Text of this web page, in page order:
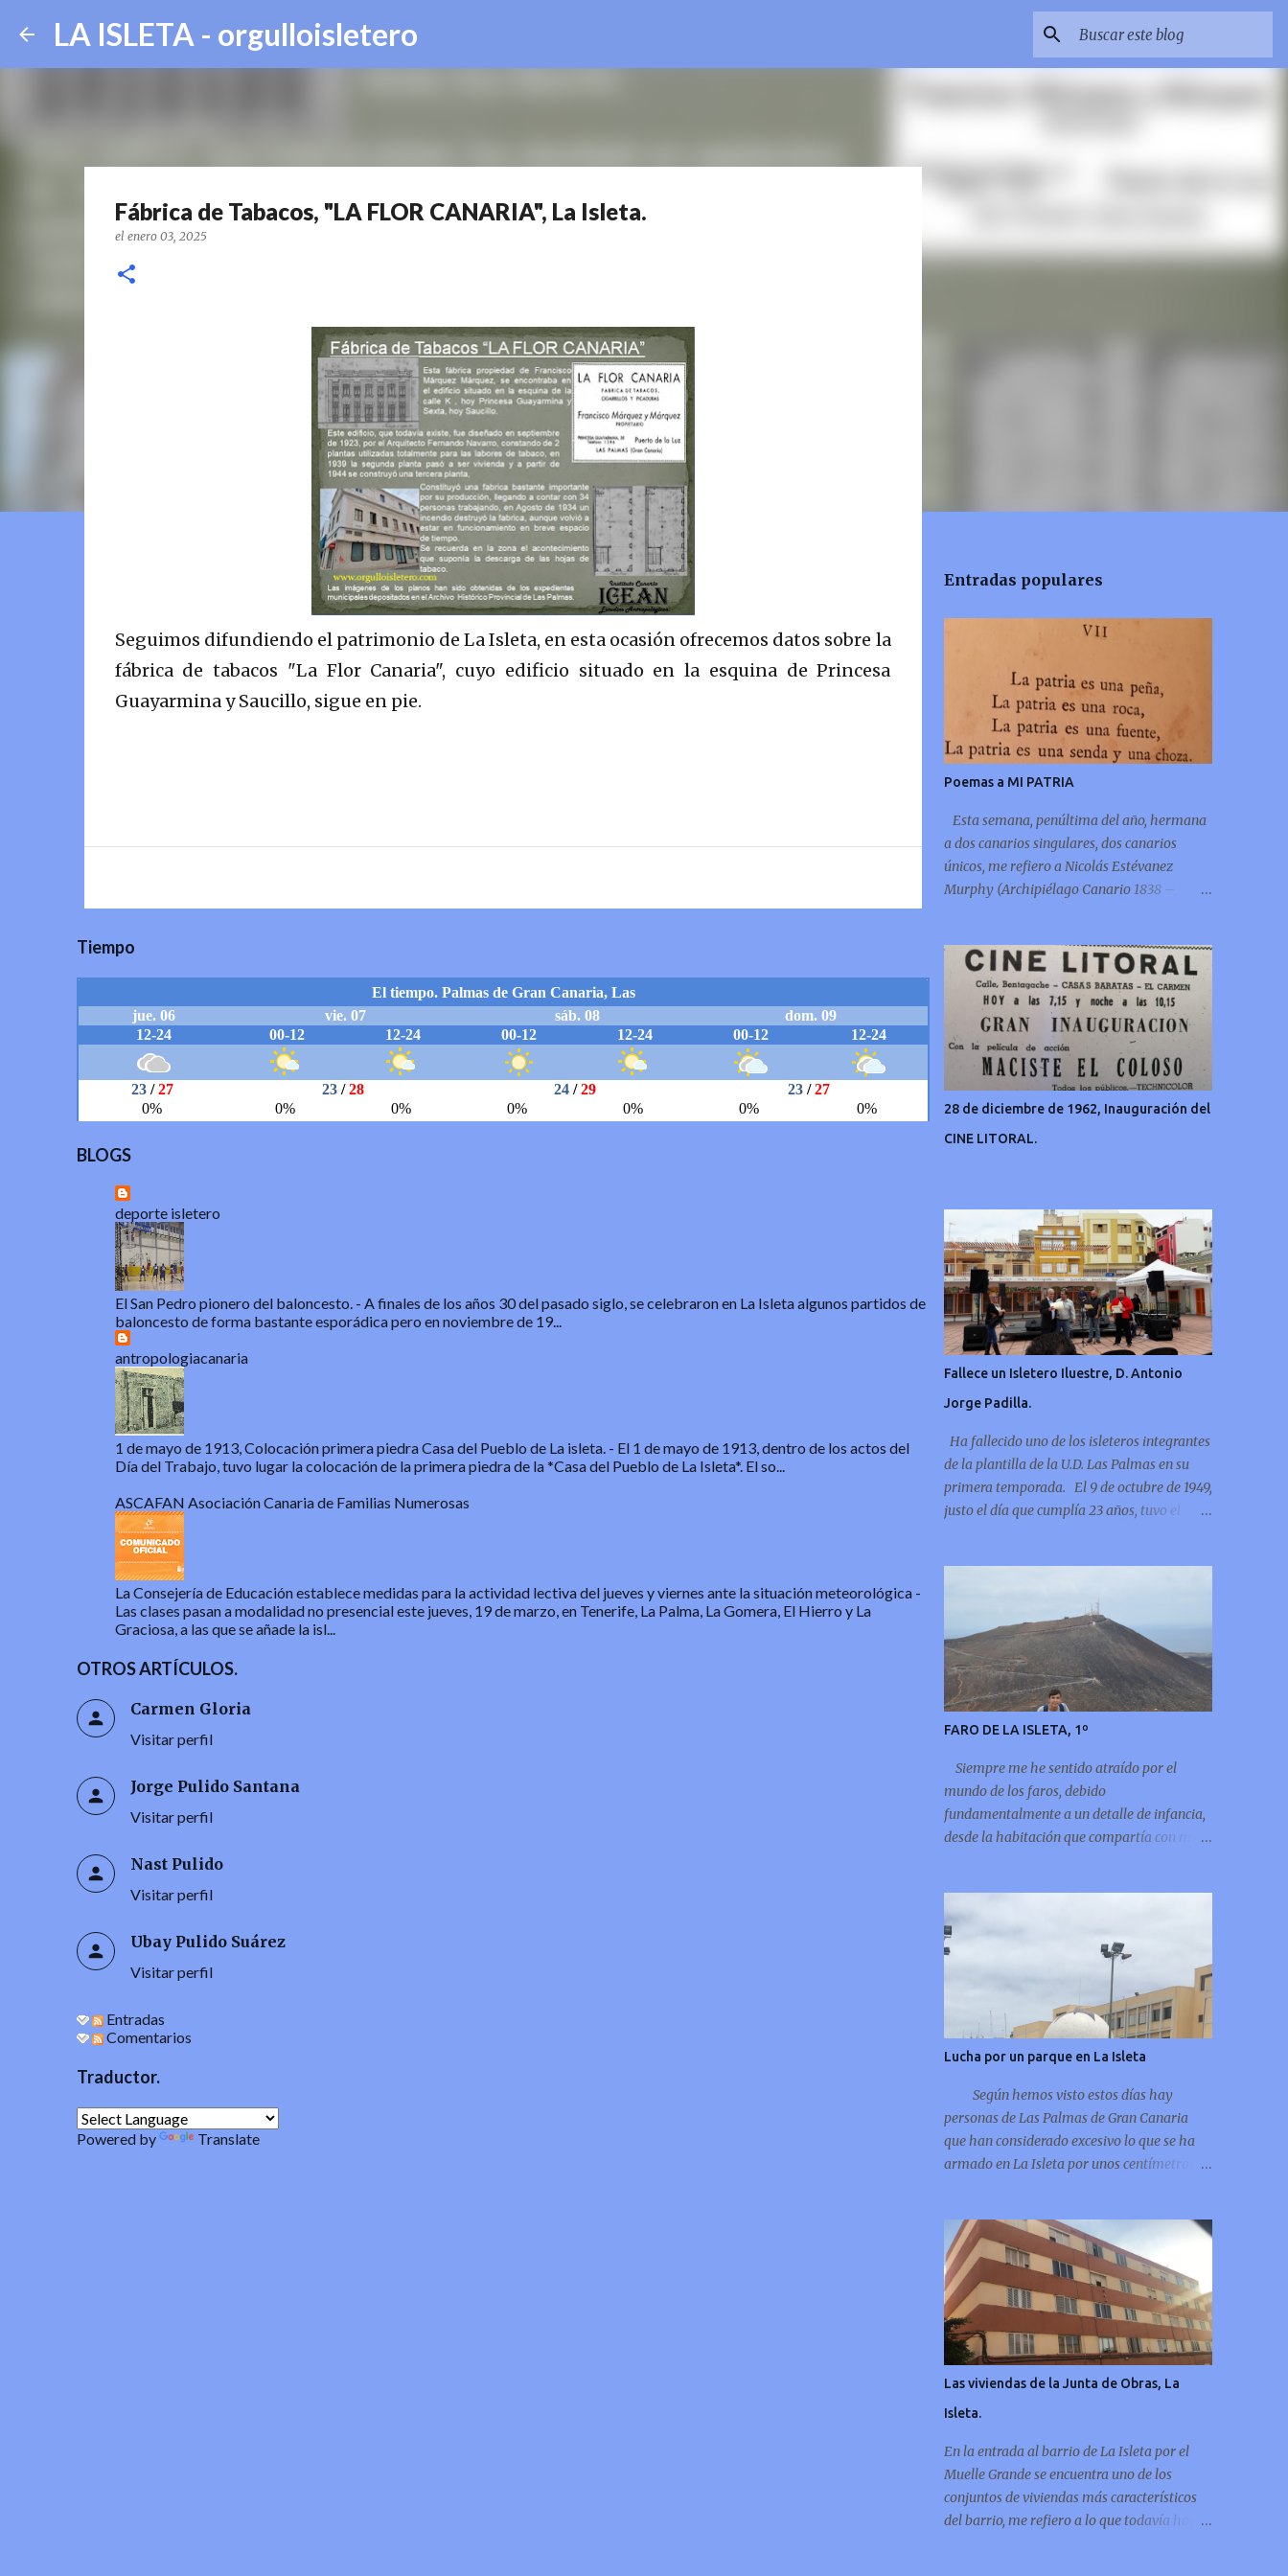
LA ISLETA - orgulloisletero
Fábrica de Tabacos, "LA FLOR CANARIA", La Isleta.
el enero 03, 2025
Seguimos difundiendo el patrimonio de La Isleta, en esta ocasión ofrecemos datos sobre la
fábrica de tabacos "La Flor Canaria", cuyo edificio situado en la esquina de Princesa
Guayarmina y Saucillo, sigue en pie.
Tiempo
BLOGS
deporte isletero
El San Pedro pionero del baloncesto. - A finales de los años 30 del pasado siglo, se celebraron en La Isleta algunos partidos de
baloncesto de forma bastante esporádica pero en noviembre de 19...
antropologiacanaria
1 de mayo de 1913, Colocación primera piedra Casa del Pueblo de La isleta. - El 1 de mayo de 1913, dentro de los actos del
Día del Trabajo, tuvo lugar la colocación de la primera piedra de la *Casa del Pueblo de La Isleta*. El so...
ASCAFAN Asociación Canaria de Familias Numerosas
La Consejería de Educación establece medidas para la actividad lectiva del jueves y viernes ante la situación meteorológica -
Las clases pasan a modalidad no presencial este jueves, 19 de marzo, en Tenerife, La Palma, La Gomera, El Hierro y La
Graciosa, a las que se añade la isl...
OTROS ARTÍCULOS.
Carmen Gloria
Visitar perfil
Jorge Pulido Santana
Visitar perfil
Nast Pulido
Visitar perfil
Ubay Pulido Suárez
Visitar perfil
Entradas
Comentarios
Traductor.
Powered by Translate
Entradas populares
Poemas a MI PATRIA
Esta semana, penúltima del año, hermana
a dos canarios singulares, dos canarios
únicos, me refiero a Nicolás Estévanez
Murphy (Archipiélago Canario 1838 –
28 de diciembre de 1962, Inauguración del
CINE LITORAL.
Fallece un Isletero Iluestre, D. Antonio
Jorge Padilla.
Ha fallecido uno de los isleteros integrantes
de la plantilla de la U.D. Las Palmas en su
primera temporada. El 9 de octubre de 1949,
justo el día que cumplía 23 años, tuvo el
FARO DE LA ISLETA, 1º
Siempre me he sentido atraído por el
mundo de los faros, debido
fundamentalmente a un detalle de infancia,
desde la habitación que compartía con mi
encima de la montaña del Vigía, por eso
siempre he leído sobre el tema y ahora
incluso me atrevo a compartir unos
pequeños apuntes del faro de mi infancia, el
faro de La Isleta: La Montaña del Faro, vista
desde la Montaña Colorada.
Lucha por un parque en La Isleta
Según hemos visto estos días hay
personas de Las Palmas de Gran Canaria
que han considerado excesivo lo que se ha
armado en La Isleta por unos centímetros de
Las viviendas de la Junta de Obras, La
Isleta.
En la entrada al barrio de La Isleta por el
Muelle Grande se encuentra uno de los
conjuntos de viviendas más característicos
del barrio, me refiero a lo que todavía hoy se